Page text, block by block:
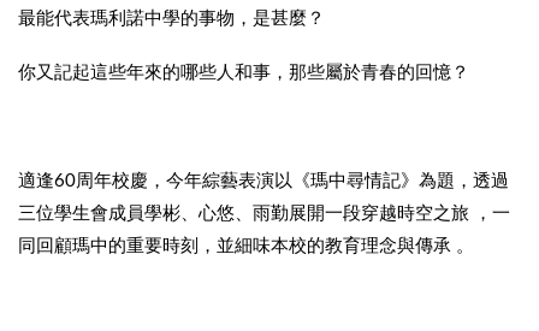
最能代表瑪利諾中學的事物，是甚麼？
你又記起這些年來的哪些人和事，那些屬於青春的回憶？
適逢60周年校慶，今年綜藝表演以《瑪中尋情記》為題，透過
三位學生會成員學彬、心悠、雨勤展開一段穿越時空之旅 ，一
同回顧瑪中的重要時刻，並細味本校的教育理念與傳承 。